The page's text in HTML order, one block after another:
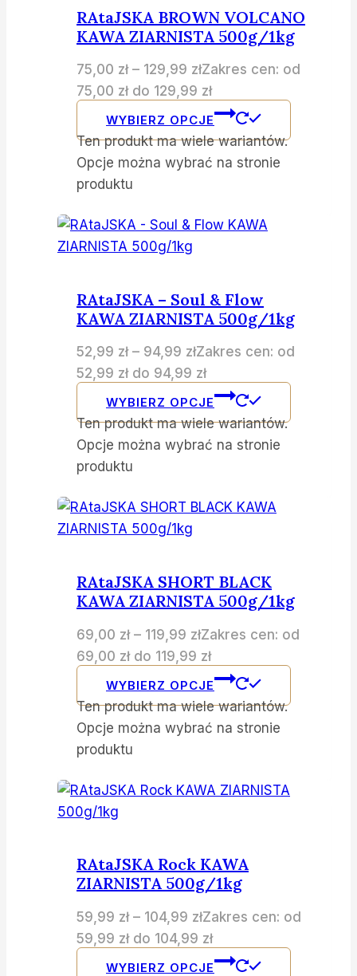
RAtaJSKA BROWN VOLCANO
KAWA ZIARNISTA 500g/1kg
75,00 zł – 129,99 złZakres cen: od
75,00 zł do 129,99 zł
WYBIERZ OPCJE
Ten produkt ma wiele wariantów.
Opcje można wybrać na stronie
produktu
RAtaJSKA – Soul & Flow
KAWA ZIARNISTA 500g/1kg
52,99 zł – 94,99 złZakres cen: od
52,99 zł do 94,99 zł
WYBIERZ OPCJE
Ten produkt ma wiele wariantów.
Opcje można wybrać na stronie
produktu
RAtaJSKA SHORT BLACK
KAWA ZIARNISTA 500g/1kg
69,00 zł – 119,99 złZakres cen: od
69,00 zł do 119,99 zł
WYBIERZ OPCJE
Ten produkt ma wiele wariantów.
Opcje można wybrać na stronie
produktu
RAtaJSKA Rock KAWA
ZIARNISTA 500g/1kg
59,99 zł – 104,99 złZakres cen: od
59,99 zł do 104,99 zł
WYBIERZ OPCJE